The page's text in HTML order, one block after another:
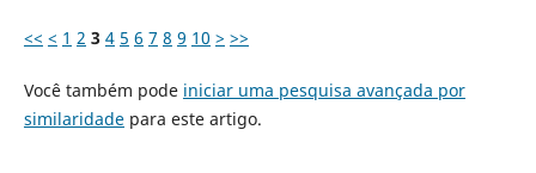
<< < 1 2 3 4 5 6 7 8 9 10 > >>
Você também pode iniciar uma pesquisa avançada por
similaridadepara este artigo.